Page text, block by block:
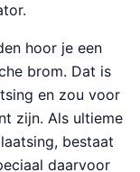
hoor je een
brom. Dat is
en zou voor
zijn. Als ultieme
bestaat
daarvoor